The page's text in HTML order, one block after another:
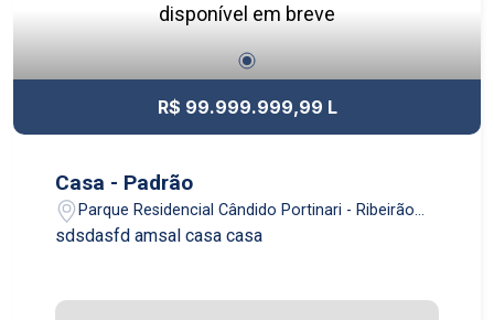
disponível em breve
R$ 99.999.999,99 L
Casa - Padrão
Parque Residencial Cândido Portinari - Ribeirão
Preto/SP
sdsdasfd amsal casa casa